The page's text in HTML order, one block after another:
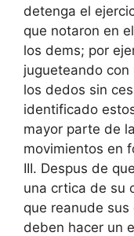
detenga el
que notaron en
los dems; por
jugueteando
los dedos sin
identificado
mayor parte de
movimientos en
III. Despus de
una crtica de su
que reanude sus
deben hacer un